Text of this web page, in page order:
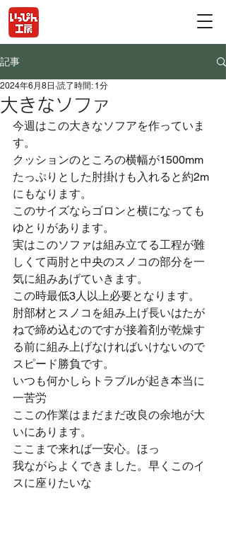
記事
大きなソファ
2024年6月8日 読了時間: 1分
今週はこの大きなソフアを作っていま
す。
クッションのところの横幅が1500mm
たっぷりとした肘掛けも入れると約2m
にもなります。
このサイズならゴロンと横になっても
ゆとりがあります。
実はこのソファは組み立てる工程が難
しくて両肘と中央のスノコの部分を一
気に組みあげていきます。
この時最低3人以上必要となります。
肘部材とスノコを組み上げ長いはたが
ねで締め込むのですが接着剤が乾燥す
る前に組み上げなければいけないので
スピード勝負です。
いつも何かしらトラブルが起き本当に
一苦労
ここの作業はまだまだ改良の余地が大
いにあります。
ここまで来れば一安心。ほっ
我ながらよくできました。早くこのイ
スに座りたいな